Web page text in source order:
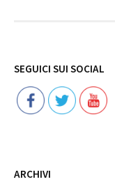
SEGUICI SUI SOCIAL
ARCHIVI